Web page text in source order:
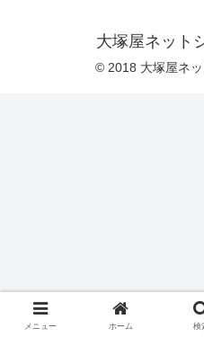
車道
売を開
大見切
か
大塚屋ネット
© 2018 大塚屋ネ
メニュー ホーム 検